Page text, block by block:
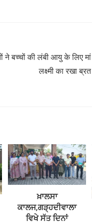
ने बच्चों की लंबी आयु के लिए मां
लक्ष्मी का रखा ब्रत
ਖ਼ਾਲਸਾ
ਕਾਲਜ,ਗੜ੍ਹਦੀਵਾਲਾ
ਵਿਖੇ ਸੱਤ ਦਿਨਾਂ